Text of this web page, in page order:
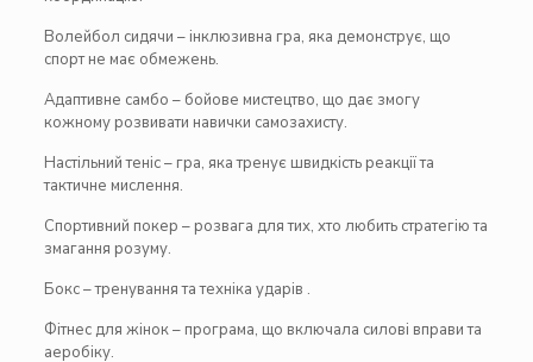
Волейбол сидячи – інклюзивна гра, яка демонструє, що
спорт не має обмежень.
Адаптивне самбо – бойове мистецтво, що дає змогу
кожному розвивати навички самозахисту.
Настільний теніс – гра, яка тренує швидкість реакції та
тактичне мислення.
Спортивний покер – розвага для тих, хто любить стратегію та
змагання розуму.
Бокс – тренування та техніка ударів .
Фітнес для жінок – програма, що включала силові вправи та
аеробіку.